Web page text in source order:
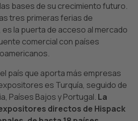
bases de su crecimiento futuro.
tres primeras ferias de
la puerta de acceso al mercado
comercial con países
país que aporta más empresas
es Turquía, seguido de
Países Bajos y Portugal. La
directos de Hispack